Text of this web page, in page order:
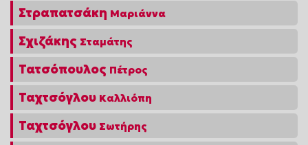
Στραπατσάκη Μαριάννα
Σχιζάκης Σταμάτης
Τατσόπουλος Πέτρος
Ταχτσόγλου Καλλιόπη
Ταχτσόγλου Σωτήρης